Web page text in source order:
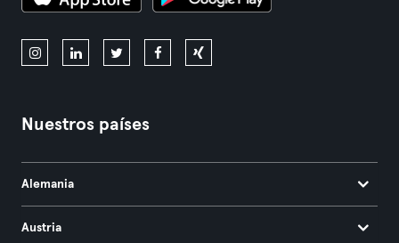
Nuestros países
Alemania
Austria